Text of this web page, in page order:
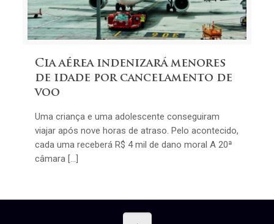
Cia aérea indenizará menores
de idade por cancelamento de
voo
Uma criança e uma adolescente conseguiram
viajar após nove horas de atraso. Pelo acontecido,
cada uma receberá R$ 4 mil de dano moral A 20ª
câmara […]